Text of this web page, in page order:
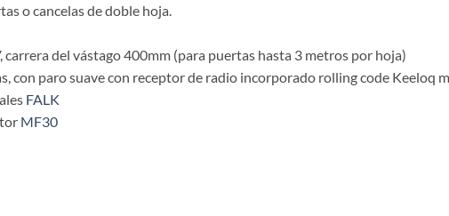
o cancelas de doble hoja.
del vástago 400mm (para puertas hasta 3 metros por hoja)
con paro suave con receptor de radio incorporado rolling code Keeloq
FALK
MF30